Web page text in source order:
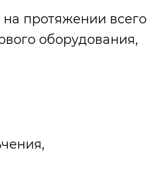
протяжении всего
оборудования,